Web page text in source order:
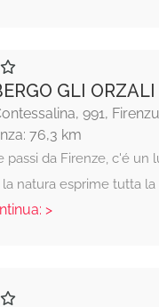
GLI ORZALI
991,
76,3 km
passi da Firenze, c'é un
natura esprime tutta la
>